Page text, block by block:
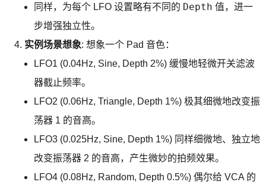
同样，为每个 LFO 设置略有不同的 Depth 值，进一
步增强独立性。
实例场景想象: 想象一个 Pad 音色：
LFO1 (0.04Hz, Sine, Depth 2%) 缓慢地轻微开关滤波
器截止频率。
LFO2 (0.06Hz, Triangle, Depth 1%) 极其细微地改变振
荡器 1 的音高。
LFO3 (0.025Hz, Sine, Depth 1%) 同样细微地、独立地
改变振荡器 2 的音高，产生微妙的拍频效果。
LFO4 (0.08Hz, Random, Depth 0.5%) 偶尔给 VCA 的